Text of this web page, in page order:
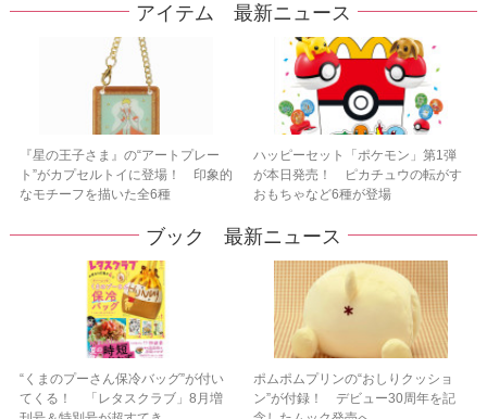
アイテム 最新ニュース
『星の王子さま』の“アートプレー
ト”がカプセルトイに登場！ 印象的
なモチーフを描いた全6種
ハッピーセット「ポケモン」第1弾
が本日発売！ ピカチュウの転がす
おもちゃなど6種が登場
ブック 最新ニュース
“くまのプーさん保冷バッグ”が付い
てくる！ 「レタスクラブ」8月増
ポムポムプリンの“おしりクッショ
ン”が付録！ デビュー30周年を記